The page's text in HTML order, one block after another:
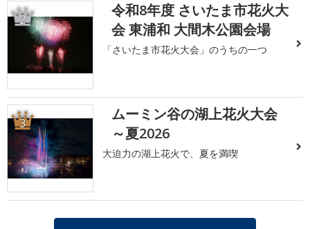
2
令和8年度 さいたま市花火大
会 東浦和 大間木公園会場
「さいたま市花火大会」のうちの一つ
3
ムーミン谷の湖上花火大会
～夏2026
大迫力の湖上花火で、夏を満喫